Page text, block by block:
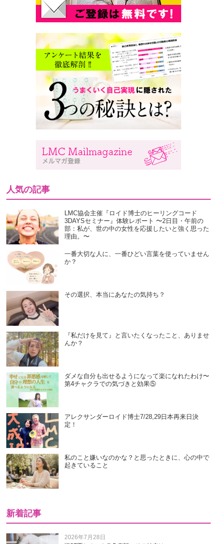
人気の記事
LMC協会主催『ロイド博士のヒーリングコード
3DAYSセミナー』体験レポート 〜2日目・午前の
部：私が、世の中の女性を応援したいと強く思った
理由。〜
一番大切な人に、一番ひどい言葉を使っていません
か？
その選択、本当にあなたの気持ち？
『私だけを見て』と言いたくなったこと、ありませ
んか？
ダメな自分も出せるようになって楽になれたわけ〜
第4チャクラでの気づきと効果⑤
アレクサンダーロイド博士7/28,29日本再来日決
定！
私のこと嫌いなのかな？と思ったときに、心の中で
起きていること
新着記事
2026年7月28日